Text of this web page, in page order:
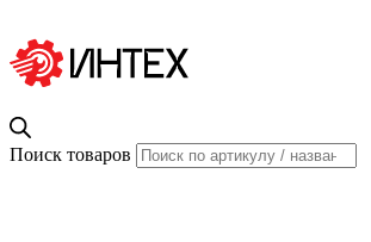
Поиск товаров